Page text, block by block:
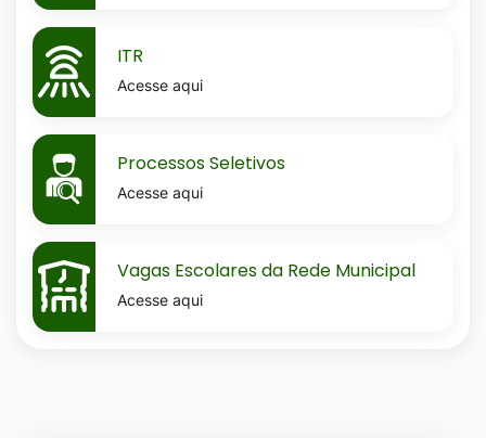
MaskItr ITR
Acesse aqui
MaskProcessos-
seletivos
Processos Seletivos
Acesse aqui
MaskVagas-
escolares-
da-
Vagas Escolares da Rede Municipal
Acesse aqui